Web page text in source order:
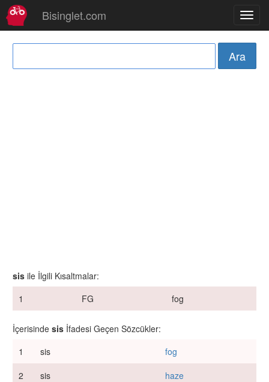
Bisinglet.com
sis ile İlgili Kısaltmalar:
1
FG fog
İçerisinde sis İfadesi Geçen Sözcükler:
1
sis
fog
2
sis
haze